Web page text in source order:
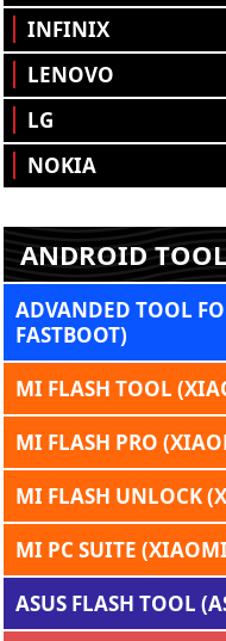
INFINIX
LENOVO
LG
NOKIA
ANDROID
ADVANDED TOOL
FASTBOOT)
MI FLASH TOOL
MI FLASH PRO
MI FLASH UNLOCK
MI PC SUITE
ASUS FLASH TOOL